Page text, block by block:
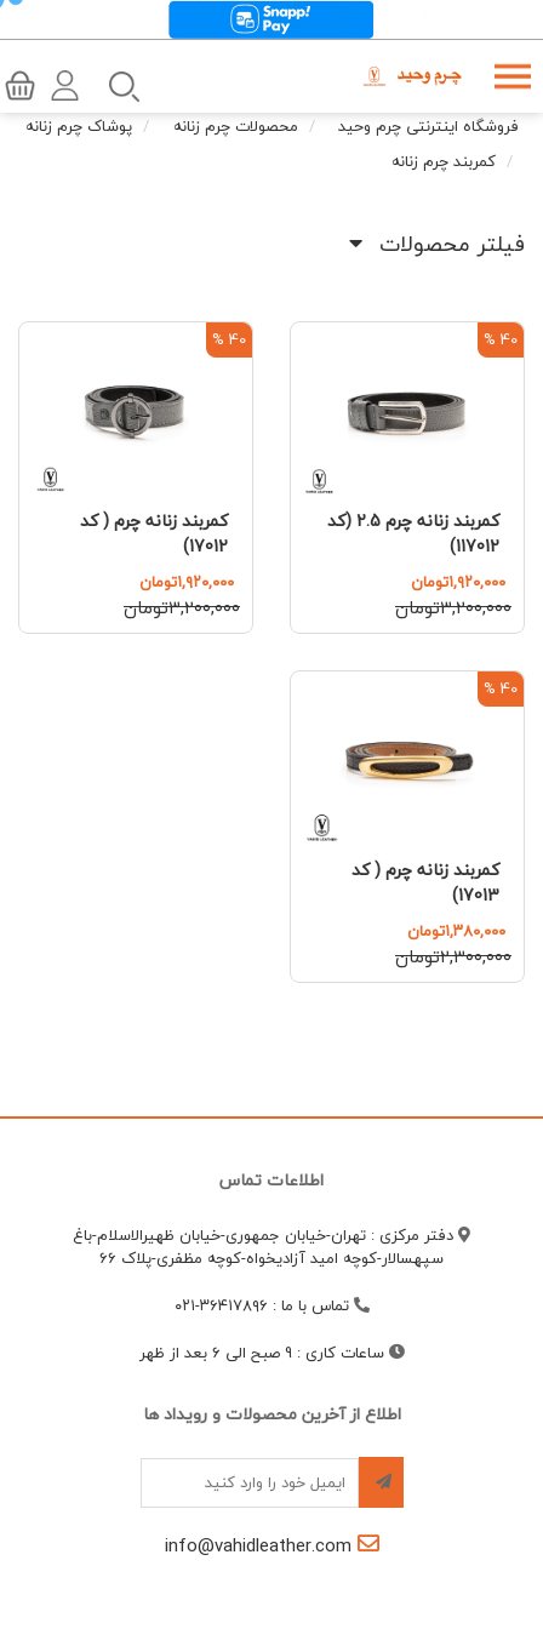
فروشگاه اینترنتی چرم وحید محصولات چرم زنانه
پوشاک چرم زنانه
کمربند چرم زنانه
فیلتر محصولات
40 %
کمربند زنانه چرم 2.5 (کد
117012)
۱,۹۲۰,۰۰۰تومان
۳,۲۰۰,۰۰۰تومان
40 %
کمربند زنانه چرم ( کد
17012)
۱,۹۲۰,۰۰۰تومان
۳,۲۰۰,۰۰۰تومان
40 %
کمربند زنانه چرم ( کد
17013)
۱,۳۸۰,۰۰۰تومان
۲,۳۰۰,۰۰۰تومان
اطلاعات تماس
دفتر مرکزی : تهران-خیابان جمهوری-خیابان ظهیرالاسلام-باغ
سپهسالار-کوچه امید آزادیخواه-کوچه مظفری-پلاک 66
تماس با ما : ۳۶۴۱۷۸۹۶-۰۲۱
ساعات کاری : 9 صبح الی 6 بعد از ظهر
اطلاع از آخرین محصولات و رویداد ها
info@vahidleather.com